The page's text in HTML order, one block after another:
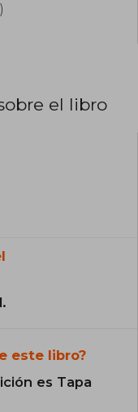
el libro
este libro?
es Tapa